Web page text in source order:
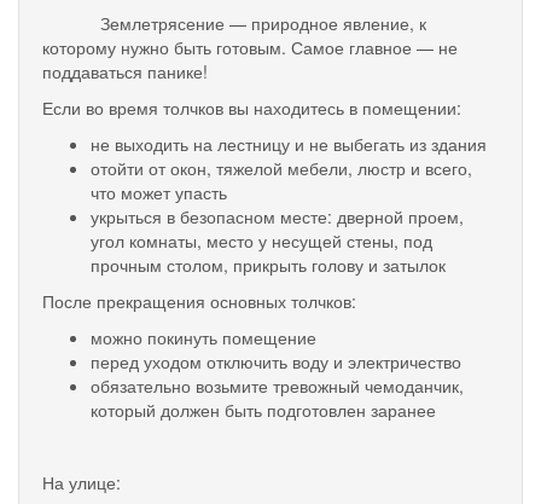
Землетрясение — природное явление, к
которому нужно быть готовым. Самое главное — не
поддаваться панике!
Если во время толчков вы находитесь в помещении:
не выходить на лестницу и не выбегать из здания
отойти от окон, тяжелой мебели, люстр и всего,
что может упасть
укрыться в безопасном месте: дверной проем,
угол комнаты, место у несущей стены, под
прочным столом, прикрыть голову и затылок
После прекращения основных толчков:
можно покинуть помещение
перед уходом отключить воду и электричество
обязательно возьмите тревожный чемоданчик,
который должен быть подготовлен заранее
На улице: